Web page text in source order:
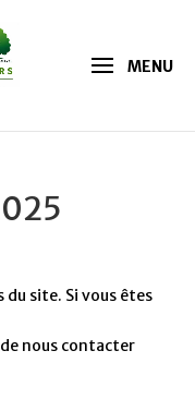
du site. Si vous êtes
nous contacter